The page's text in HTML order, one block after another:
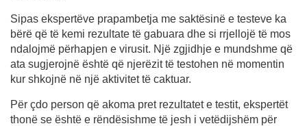
Sipas ekspertëve prapambetja me saktësinë e testeve ka
bërë që të kemi rezultate të gabuara dhe si rrjellojë të mos
ndalojmë përhapjen e virusit. Një zgjidhje e mundshme që
ata sugjerojnë është që njerëzit të testohen në momentin
kur shkojnë në një aktivitet të caktuar.
Për çdo person që akoma pret rezultatet e testit, ekspertët
thonë se është e rëndësishme të jesh i vetëdijshëm për